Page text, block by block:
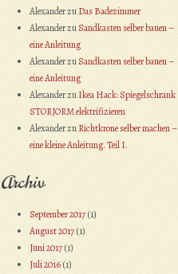
AlexanderzuDas Badezimmer
AlexanderzuSandkasten selber bauen –
eine Anleitung
AlexanderzuSandkasten selber bauen –
eine Anleitung
AlexanderzuIkea Hack: Spiegelschrank
STORJORM elektrifizieren
AlexanderzuRichtkrone selber machen –
eine kleine Anleitung. Teil I.
Archiv
September 2017(1)
August 2017(1)
Juni 2017(1)
Juli 2016(1)